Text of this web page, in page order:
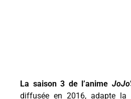
La saison 3 de l’anime
diffusée en 2016, adapte la